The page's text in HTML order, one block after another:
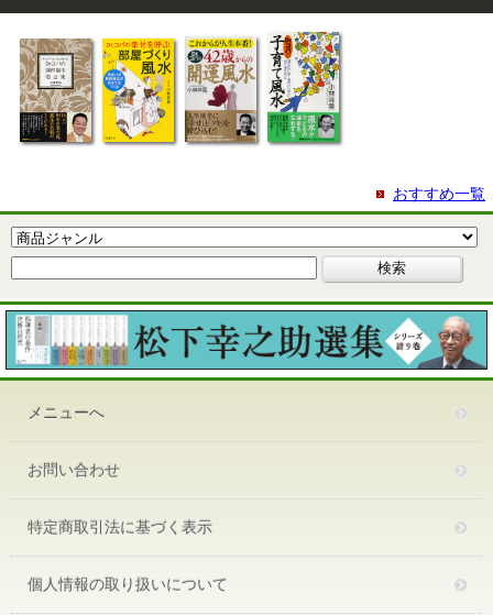
おすすめ一覧
メニューへ
お問い合わせ
特定商取引法に基づく表示
個人情報の取り扱いについて